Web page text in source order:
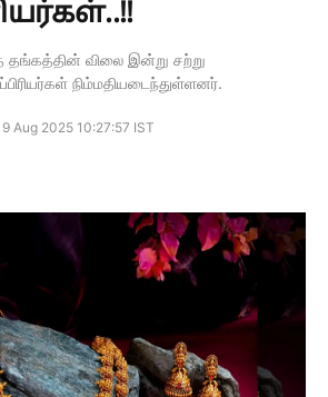
விலை இன்று சற்று
நிம்மதியடைந்துள்ளனர்.
Aug 2025 10:27:57 IST